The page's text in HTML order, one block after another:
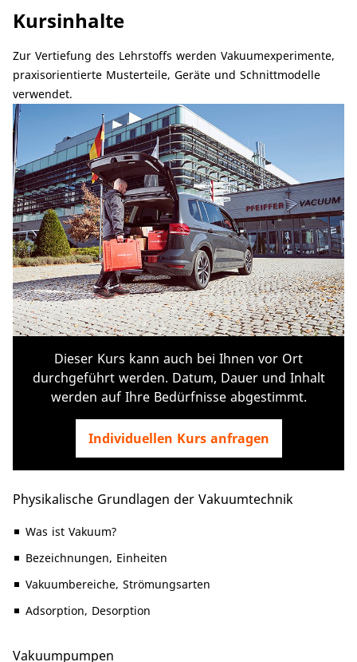
Kursinhalte
Zur Vertiefung des Lehrstoffs werden Vakuumexperimente,
praxisorientierte Musterteile, Geräte und Schnittmodelle
verwendet.
Dieser Kurs kann auch bei Ihnen vor Ort
durchgeführt werden. Datum, Dauer und Inhalt
werden auf Ihre Bedürfnisse abgestimmt.
Individuellen Kurs anfragen
Physikalische Grundlagen der Vakuumtechnik
Was ist Vakuum?
Bezeichnungen, Einheiten
Vakuumbereiche, Strömungsarten
Adsorption, Desorption
Vakuumpumpen